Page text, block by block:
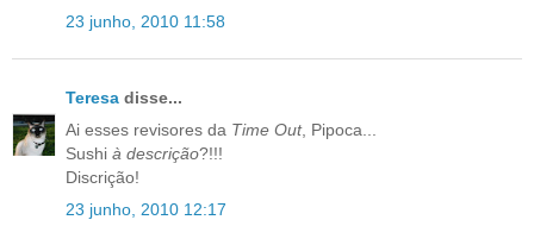
23 junho, 2010 11:58
Teresa disse...
Ai esses revisores da Time Out, Pipoca...
Sushi à descrição?!!!
Discrição!
23 junho, 2010 12:17